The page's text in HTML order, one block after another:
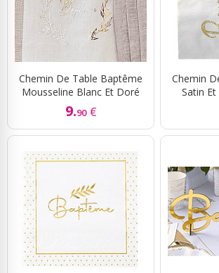
Chemin De Table Baptême
Mousseline Blanc Et Doré
9.90 €
Chemin
Satin